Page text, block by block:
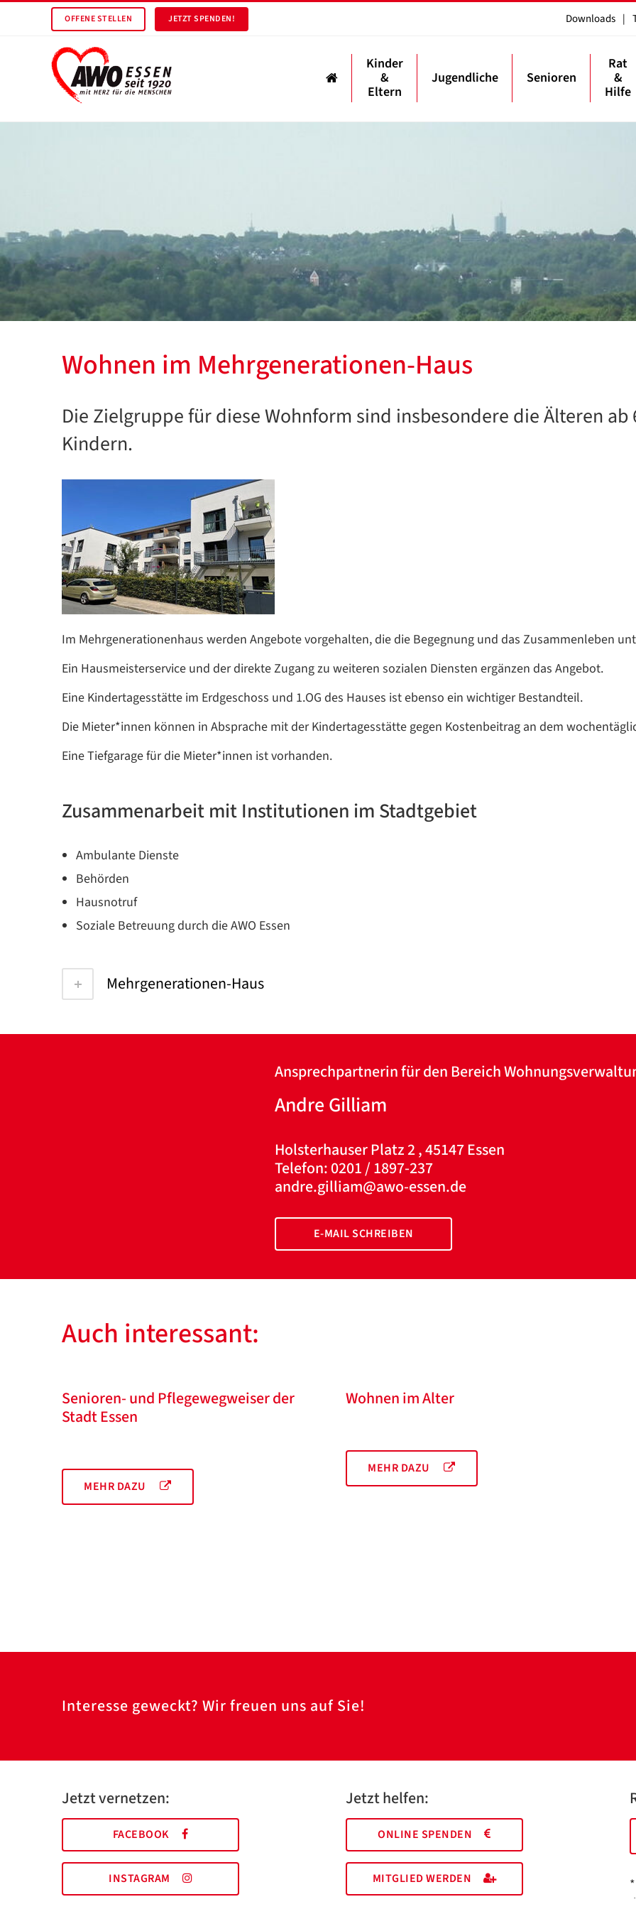
OFFENE STELLEN JETZT SPENDEN! Downloads |
Kinder
&
Eltern
Jugendliche Senioren
Rat
&
Hilfe
Wohnen im Mehrgenerationen-Haus
Die Zielgruppe für diese Wohnform sind insbesondere die Älteren
Kindern.
Im Mehrgenerationenhaus werden Angebote vorgehalten, die die Begegnung und das Zusammenleben
Ein Hausmeisterservice und der direkte Zugang zu weiteren sozialen Diensten ergänzen das Angebot.
Eine Kindertagesstätte im Erdgeschoss und 1.OG des Hauses ist ebenso ein wichtiger Bestandteil.
Die Mieter*innen können in Absprache mit der Kindertagesstätte gegen Kostenbeitrag an dem
Eine Tiefgarage für die Mieter*innen ist vorhanden.
Zusammenarbeit mit Institutionen im Stadtgebiet
Ambulante Dienste
Behörden
Hausnotruf
Soziale Betreuung durch die AWO Essen
Mehrgenerationen-Haus
Ansprechpartnerin für den Bereich
Andre Gilliam
Holsterhauser Platz 2 , 45147 Essen
Telefon: 0201 / 1897-237
andre.gilliam@awo-essen.de
E-MAIL SCHREIBEN
Auch interessant:
Senioren- und Pflegewegweiser der
Stadt Essen
MEHR DAZU
Wohnen im Alter
MEHR DAZU
Interesse geweckt? Wir freuen uns auf Sie!
Jetzt vernetzen:
FACEBOOK
INSTAGRAM
Jetzt helfen:
ONLINE SPENDEN
MITGLIED WERDEN